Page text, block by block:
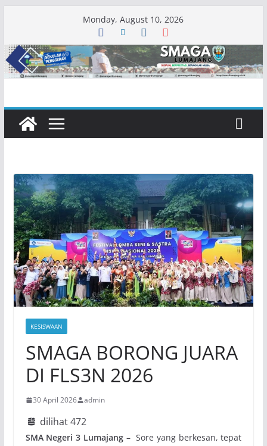
content
Monday, August 10, 2026
KESISWAAN
SMAGA BORONG JUARA
DI FLS3N 2026
30 April 2026 admin
dilihat472
SMA Negeri 3 Lumajang– Sore yang berkesan, tepat